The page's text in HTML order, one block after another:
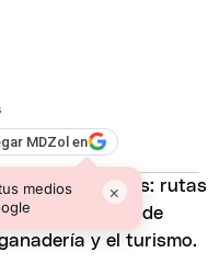
MDZol en
medios
×